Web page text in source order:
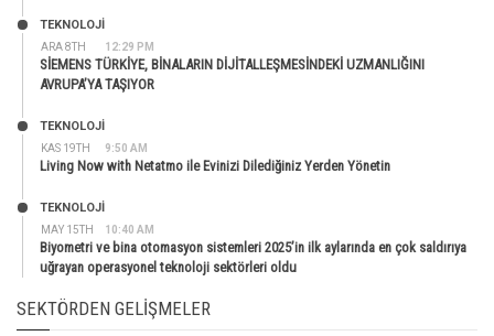
ARA 8TH 12:29 PM
TEKNOLOJİ
SİEMENS TÜRKİYE, BİNALARIN DİJİTALLEŞMESİNDEKİ UZMANLIĞINI
AVRUPA’YA TAŞIYOR
KAS 19TH 9:50 AM
TEKNOLOJİ
Living Now with Netatmo ile Evinizi Dilediğiniz Yerden Yönetin
MAY 15TH 10:40 AM
TEKNOLOJİ
Biyometri ve bina otomasyon sistemleri 2025’in ilk aylarında en çok saldırıya
uğrayan operasyonel teknoloji sektörleri oldu
SEKTÖRDEN GELIŞMELER